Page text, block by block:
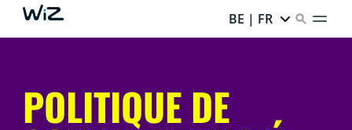
BE | FR
POLITIQUE DE